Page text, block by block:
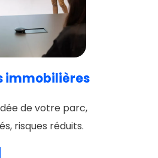
immobilières
de votre parc,
risques réduits.